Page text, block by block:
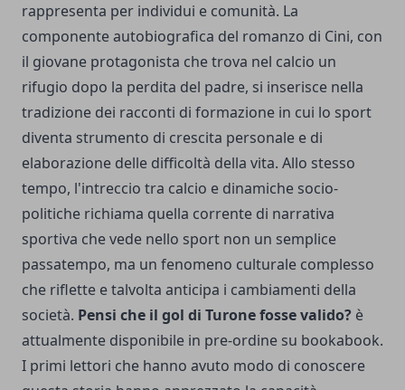
rappresenta per individui e comunità. La
componente autobiografica del romanzo di Cini, con
il giovane protagonista che trova nel calcio un
rifugio dopo la perdita del padre, si inserisce nella
tradizione dei racconti di formazione in cui lo sport
diventa strumento di crescita personale e di
elaborazione delle difficoltà della vita. Allo stesso
tempo, l'intreccio tra calcio e dinamiche socio-
politiche richiama quella corrente di narrativa
sportiva che vede nello sport non un semplice
passatempo, ma un fenomeno culturale complesso
che riflette e talvolta anticipa i cambiamenti della
società. Pensi che il gol di Turone fosse valido? è
attualmente disponibile in pre-ordine su bookabook.
I primi lettori che hanno avuto modo di conoscere